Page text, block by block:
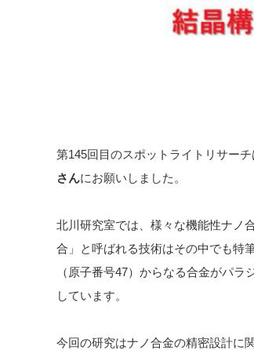
第145回目のスポットライトリサーチ
さんにお願いしました。
北川研究室では、様々な機能性ナノ
合」と呼ばれる技術はその中でも特
（原子番号47）からなる合金がパ
しています。
今回の研究はナノ合金の精密設計に